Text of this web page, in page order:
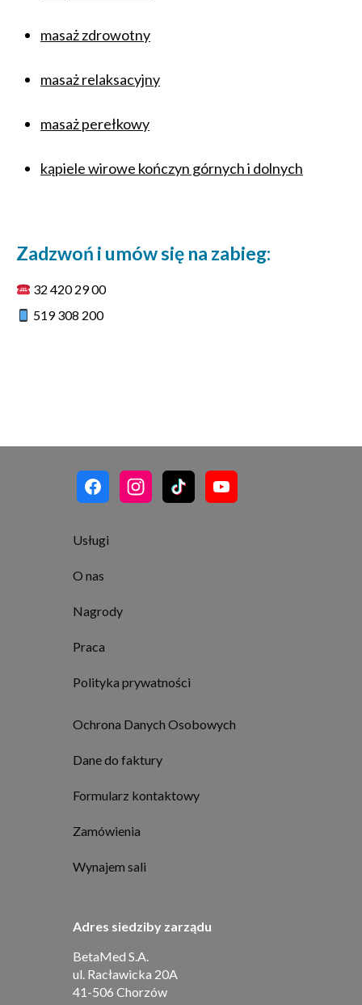
masaż zdrowotny
masaż relaksacyjny
masaż perełkowy
kąpiele wirowe kończyn górnych i dolnych
Zadzwoń i umów się na zabieg:
32 420 29 00
519 308 200
Usługi
O nas
Nagrody
Praca
Polityka prywatności
Ochrona Danych Osobowych
Dane do faktury
Formularz kontaktowy
Zamówienia
Wynajem sali
Adres siedziby zarządu
BetaMed S.A.
ul. Racławicka 20A
41-506 Chorzów